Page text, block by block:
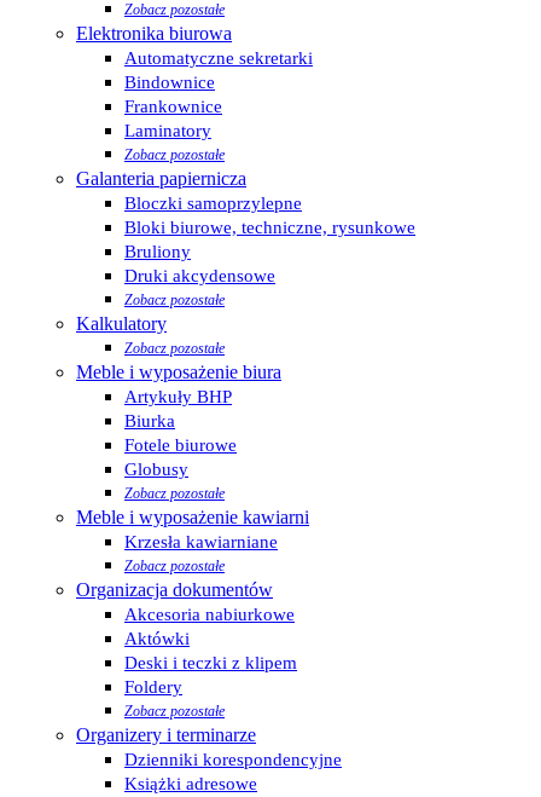
Zobacz pozostałe
Elektronika biurowa
Automatyczne sekretarki
Bindownice
Frankownice
Laminatory
Zobacz pozostałe
Galanteria papiernicza
Bloczki samoprzylepne
Bloki biurowe, techniczne, rysunkowe
Bruliony
Druki akcydensowe
Zobacz pozostałe
Kalkulatory
Zobacz pozostałe
Meble i wyposażenie biura
Artykuły BHP
Biurka
Fotele biurowe
Globusy
Zobacz pozostałe
Meble i wyposażenie kawiarni
Krzesła kawiarniane
Zobacz pozostałe
Organizacja dokumentów
Akcesoria nabiurkowe
Aktówki
Deski i teczki z klipem
Foldery
Zobacz pozostałe
Organizery i terminarze
Dzienniki korespondencyjne
Książki adresowe